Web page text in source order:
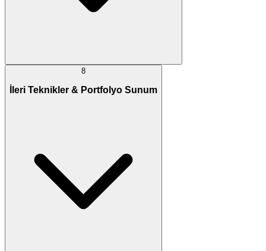
8
İleri Teknikler & Portfolyo Sunum